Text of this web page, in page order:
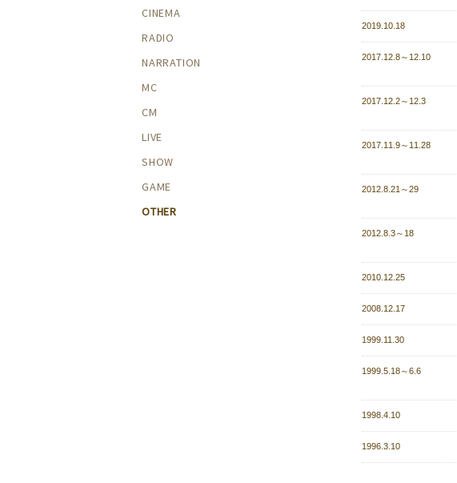
CINEMA
RADIO
NARRATION
MC
CM
LIVE
SHOW
GAME
OTHER
2019.10.18
2017.12.8～12.10
2017.12.2～12.3
2017.11.9～11.28
2012.8.21～29
2012.8.3～18
2010.12.25
2008.12.17
1999.11.30
1999.5.18～6.6
1998.4.10
1996.3.10